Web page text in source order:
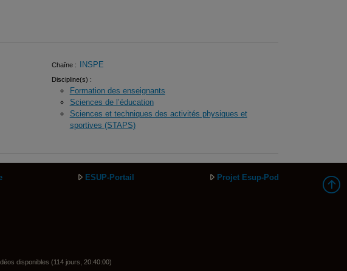
Chaîne : INSPE
Discipline(s) :
Formation des enseignants
Sciences de l’éducation
Sciences et techniques des activités physiques et
sportives (STAPS)
ESUP-Portail Projet Esup-Pod
disponibles (114 jours, 20:40:00)